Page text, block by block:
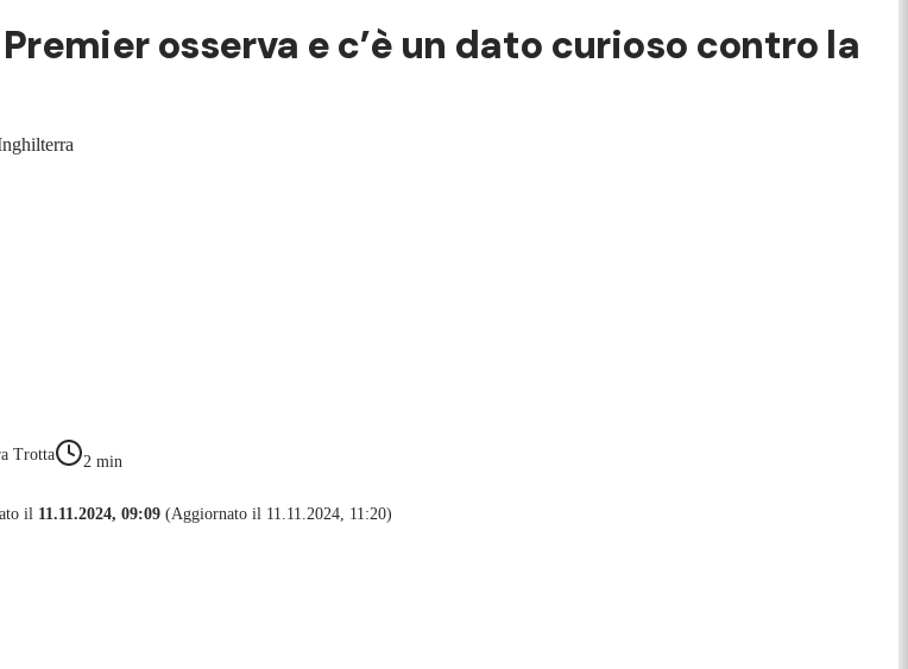
osserva e c’è un dato curioso contro la
Trotta 2 min
il 11.11.2024, 09:09 (Aggiornato il 11.11.2024, 11:20)